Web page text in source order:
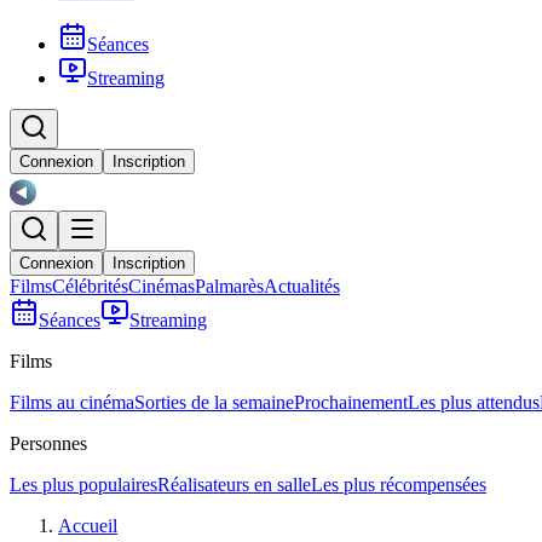
Séances
Streaming
Connexion Inscription
Connexion Inscription
FilmsCélébritésCinémasPalmarèsActualités
Séances
Streaming
Films
Films au cinémaSorties de la semaineProchainementLes plus attendus
Personnes
Les plus populairesRéalisateurs en salleLes plus récompensées
Accueil